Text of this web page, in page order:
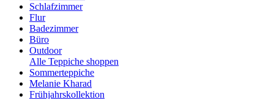
Schlafzimmer
Flur
Badezimmer
Büro
Outdoor
Alle Teppiche shoppen
Sommerteppiche
Melanie Kharad
Frühjahrskollektion